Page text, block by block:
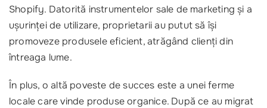
Shopify. Datorită instrumentelor sale de marketing și a
ușurinței de utilizare, proprietarii au putut să își
promoveze produsele eficient, atrăgând clienți din
întreaga lume.
În plus, o altă poveste de succes este a unei ferme
locale care vinde produse organice. După ce au migrat